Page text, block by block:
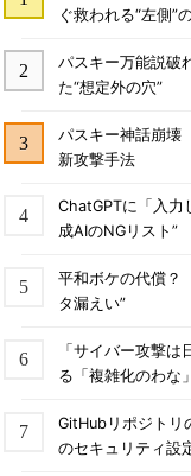
ぐ救われる“左側”
パスキー万能説破
た“想定外の穴”
パスキー神話崩
新攻撃手法
ChatGPTに「入
成AIのNGリスト”
平和ボケの代償？
タ漏えい”
「サイバー攻撃
る「複雑化のわな」
GitHubリポジト
のセキュリティ設